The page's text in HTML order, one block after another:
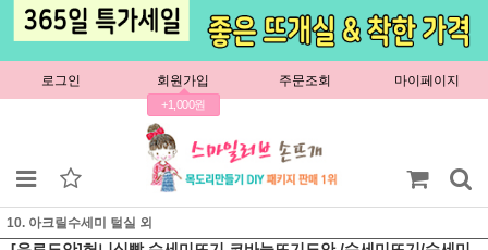
로그인 회원가입
+1,000원
주문조회 마이페이지
10. 아크릴수세미 털실 외